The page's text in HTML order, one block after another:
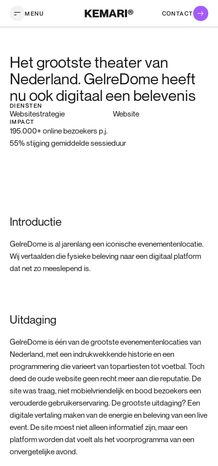
MENU CONTACT
Het grootste theater van
Nederland. GelreDome heeft
nu ook digitaal een belevenis
DIENSTEN
Websitestrategie Website
IMPACT
195.000+ online bezoekers p.j.
55% stijging gemiddelde sessieduur
Introductie
GelreDome is al jarenlang een iconische evenementenlocatie.
Wij vertaalden die fysieke beleving naar een digitaal platform
dat net zo meeslepend is.
Uitdaging
GelreDome is één van de grootste evenementenlocaties van
Nederland, met een indrukwekkende historie en een
programmering die varieert van topartiesten tot voetbal. Toch
deed de oude website geen recht meer aan die reputatie. De
site was traag, niet mobielvriendelijk en bood bezoekers een
verouderde gebruikerservaring. De grootste uitdaging? Een
digitale vertaling maken van de energie en beleving van een live
event. De site moest niet alleen informatief zijn, maar een
platform worden dat voelt als het voorprogramma van een
onvergetelijke avond.